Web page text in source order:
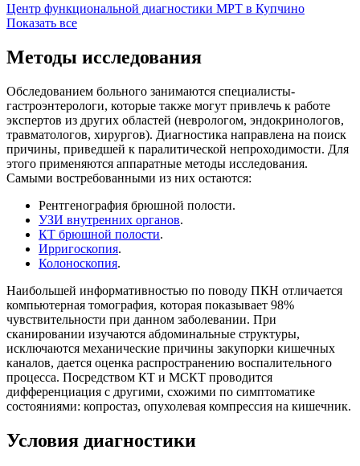
Центр функциональной диагностики МРТ в Купчино
Показать все
Методы исследования
Обследованием больного занимаются специалисты-
гастроэнтерологи, которые также могут привлечь к работе
экспертов из других областей (неврологом, эндокринологов,
травматологов, хирургов). Диагностика направлена на поиск
причины, приведшей к паралитической непроходимости. Для
этого применяются аппаратные методы исследования.
Самыми востребованными из них остаются:
Рентгенография брюшной полости.
УЗИ внутренних органов.
КТ брюшной полости.
Ирригоскопия.
Колоноскопия.
Наибольшей информативностью по поводу ПКН отличается
компьютерная томография, которая показывает 98%
чувствительности при данном заболевании. При
сканировании изучаются абдоминальные структуры,
исключаются механические причины закупорки кишечных
каналов, дается оценка распространению воспалительного
процесса. Посредством КТ и МСКТ проводится
дифференциация с другими, схожими по симптоматике
состояниями: копростаз, опухолевая компрессия на кишечник.
Условия диагностики